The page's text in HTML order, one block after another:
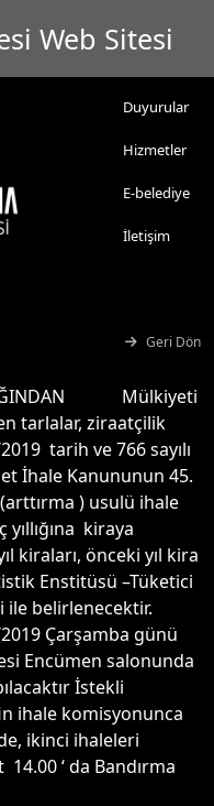
Web Sitesi
Duyurular
Hizmetler
E-belediye
İletişim
Geri Dön
Mülkiyeti
tarlalar, ziraatçilik
tarih ve 766 sayılı
İhale Kanununun 45.
) usulü ihale
kiraya
kiraları, önceki yıl kira
Enstitüsü –Tüketici
ile belirlenecektir.
Çarşamba günü
Encümen salonunda
İstekli
ihale komisyonunca
ikinci ihaleleri
‘ da Bandırma